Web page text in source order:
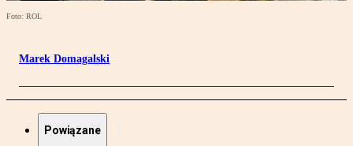
Foto: ROL
Marek Domagalski
Powiązane